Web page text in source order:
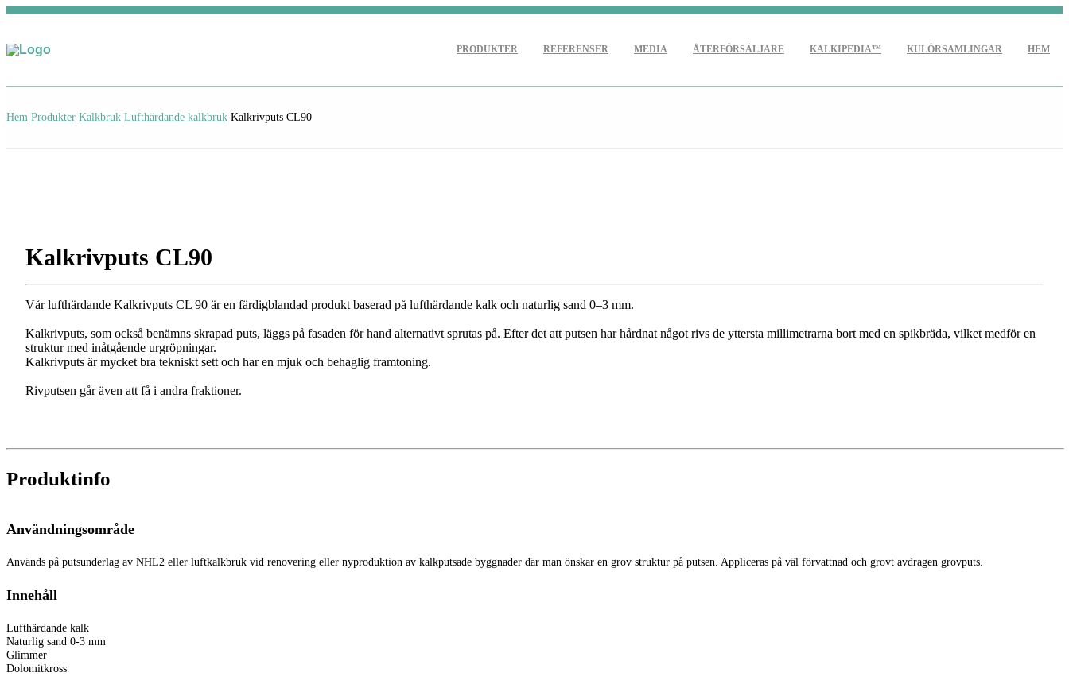
PRODUKTER REFERENSER MEDIA ÅTERFÖRSÄLJARE KALKIPEDIA™ KULÖRSAMLINGAR HEM
Hem Produkter Kalkbruk Lufthärdande kalkbruk Kalkrivputs CL90
Kalkrivputs CL90
Vår lufthärdande Kalkrivputs CL 90 är en färdigblandad produkt baserad på lufthärdande kalk och naturlig sand 0–3 mm.
Kalkrivputs, som också benämns skrapad puts, läggs på fasaden för hand alternativt sprutas på. Efter det att putsen har hårdnat något rivs de yttersta millimetrarna bort med en spikbräda, vilket medför en
struktur med inåtgående urgröpningar.
Kalkrivputs är mycket bra tekniskt sett och har en mjuk och behaglig framtoning.
Rivputsen går även att få i andra fraktioner.
Produktinfo
Användningsområde
Används på putsunderlag av NHL2 eller luftkalkbruk vid renovering eller nyproduktion av kalkputsade byggnader där man önskar en grov struktur på putsen. Appliceras på väl förvattnad och grovt avdragen grovputs.
Innehåll
Lufthärdande kalk
Naturlig sand 0-3 mm
Glimmer
Dolomitkross